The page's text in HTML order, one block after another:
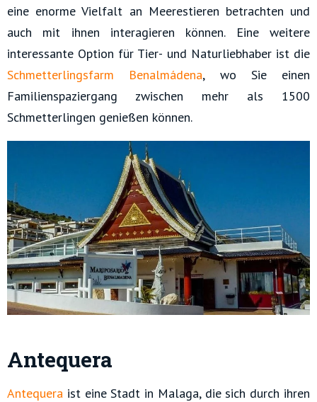
eine enorme Vielfalt an Meerestieren betrachten und
auch mit ihnen interagieren können. Eine weitere
interessante Option für Tier- und Naturliebhaber ist die
Schmetterlingsfarm Benalmádena, wo Sie einen
Familienspaziergang zwischen mehr als 1500
Schmetterlingen genießen können.
Antequera
Antequera ist eine Stadt in Malaga, die sich durch ihren